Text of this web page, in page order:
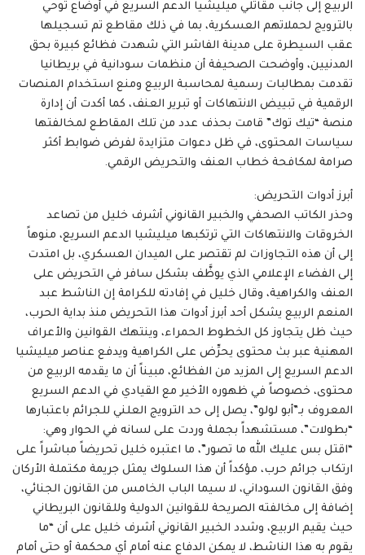
الربيع إلى جانب مقاتلي ميليشيا الدعم السريع في أوضاع توحي
بالترويج لحملاتهم العسكرية، بما في ذلك مقاطع تم تسجيلها
عقب السيطرة على مدينة الفاشر التي شهدت فظائع كبيرة بحق
المدنيين، وأوضحت الصحيفة أن منظمات سودانية في بريطانيا
تقدمت بمطالبات رسمية لمحاسبة الربيع ومنع استخدام المنصات
الرقمية في تبييض الانتهاكات أو تبرير العنف، كما أكدت أن إدارة
منصة “تيك توك” قامت بحذف عدد من تلك المقاطع لمخالفتها
سياسات المحتوى، في ظل دعوات متزايدة لفرض ضوابط أكثر
صرامة لمكافحة خطاب العنف والتحريض الرقمي.
أبرز أدوات التحريض:
وحذر الكاتب الصحفي والخبير القانوني أشرف خليل من تصاعد
الخروقات والانتهاكات التي ترتكبها ميليشيا الدعم السريع، منوهاً
إلى أن هذه التجاوزات لم تقتصر على الميدان العسكري، بل امتدت
إلى الفضاء الإعلامي الذي يوظَّف بشكل سافر في التحريض على
العنف والكراهية، وقال خليل في إفادته للكرامة إن الناشط عبد
المنعم الربيع يشكل أحد أبرز أدوات هذا التحريض منذ بداية الحرب،
حيث ظل يتجاوز كل الخطوط الحمراء، وينتهك القوانين والأعراف
المهنية عبر بث محتوى يحرِّض على الكراهية ويدفع عناصر ميليشيا
الدعم السريع إلى المزيد من الفظائع، مبيناً أن ما يقدمه الربيع من
محتوى، خصوصاً في ظهوره الأخير مع القيادي في الدعم السريع
المعروف بـ”أبو لولو”، يصل إلى حد الترويج العلني للجرائم باعتبارها
“بطولات”، مستشهداً بجملة وردت على لسانه في الحوار وهي:
“اقتل بس عليك الله ما تصور”، ما اعتبره خليل تحريضاً مباشراً على
ارتكاب جرائم حرب، مؤكداً أن هذا السلوك يمثل جريمة مكتملة الأركان
وفق القانون السوداني، لا سيما الباب الخامس من القانون الجنائي،
إضافة إلى مخالفته الصريحة للقوانين الدولية وللقانون البريطاني
حيث يقيم الربيع، وشدد الخبير القانوني أشرف خليل على أن “ما
يقوم به هذا الناشط، لا يمكن الدفاع عنه أمام أي محكمة أو حتى أمام